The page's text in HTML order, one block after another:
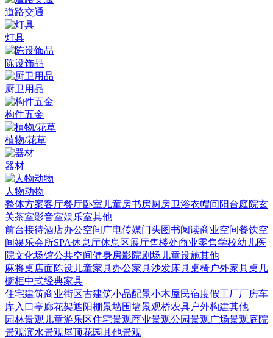
道路交通
灯具
陈设饰品
厨卫用品
构件五金
植物/花草
器材
人物动物
整体方案客厅餐厅卧室 儿童房书房厨房卫浴衣帽间 阳台庭院玄
关茶室影音室娱乐室其他
前台接待酒店办公空间 广电传媒门头图书阅读商业空间餐饮空
间娱乐会所SPA休息厅休息区展厅售楼处商业零售学校幼儿医
院文化场馆公共空间健身房影院剧场 儿童设施其他
麻将桌店面陈设 儿童家具办公家具沙发床具桌椅户外家具桌几
橱柜中式经典家具
住宅建筑商业街区古建筑小品配景小木屋民宿度假工厂厂房车
库入口亭廊花架遮阳棚景墙围墙景观桥农具户外构建其他
园林景观 儿童游乐区住宅景观商业景观公园景观广场景观庭院
景观滨水景观屋顶花园其他景观